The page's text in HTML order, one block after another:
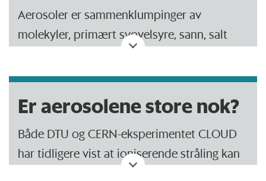
Aerosoler er sammenklumpinger av
molekyler, primært svovelsyre, sann, salt
Sky-kondensasjonskjerner er aerosoler som
er store nok til at vanndamp kan
Det finnes mange aerosoler som ikke er
Er aerosolene store nok?
Både DTU og CERN-eksperimentet CLOUD
har tidligere vist at ioniserende stråling kan